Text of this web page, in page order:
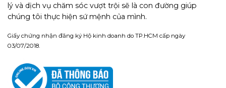
lý và dịch vụ chăm sóc vượt trội sẽ là con đường giúp
chúng tôi thực hiện sứ mệnh của mình.
Giấy chứng nhận đăng ký Hộ kinh doanh do TP.HCM cấp ngày
03/07/2018.